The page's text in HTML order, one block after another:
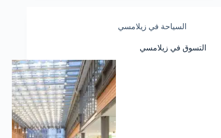
السياحة في زيلامسي
التسوق في زيلامسي